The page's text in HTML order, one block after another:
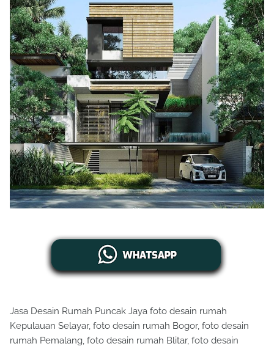
Jasa Desain Rumah Puncak Jaya foto desain rumah
Kepulauan Selayar, foto desain rumah Bogor, foto desain
rumah Pemalang, foto desain rumah Blitar, foto desain